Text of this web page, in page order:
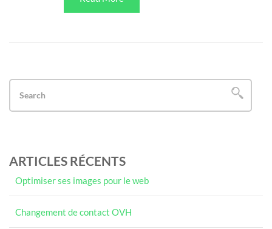
ARTICLES RÉCENTS
Optimiser ses images pour le web
Changement de contact OVH